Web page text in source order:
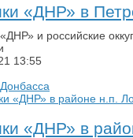
«ДНР» в
и российские
13:55
«ДНР» в